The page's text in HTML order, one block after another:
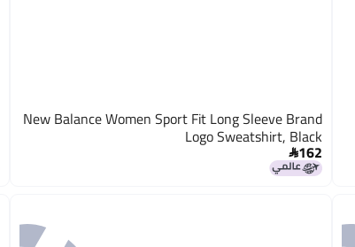
New Balance Women Sport Fit Long Sleeve Brand
Logo Sweatshirt, Black
162